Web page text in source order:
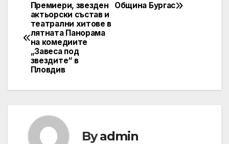
Навигация Община Бургас
Премиери, звезден
актьорски състав и
театрални хитове в
лятната Панорама
на комедиите
„Завеса под
звездите“ в
Пловдив
Byadmin